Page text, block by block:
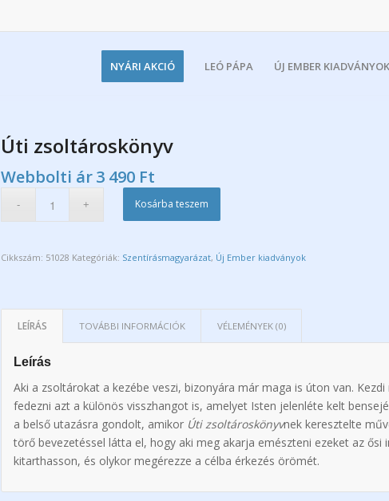
NYÁRI AKCIÓ LEÓ PÁPA ÚJ EMBER KIADVÁNYOK
Úti zsoltároskönyv
Webbolti ár3 490 Ft
Kosárba teszem
Cikkszám: 51028 Kategóriák: Szentírásmagyarázat, Új Ember kiadványok
LEÍRÁS TOVÁBBI INFORMÁCIÓK VÉLEMÉNYEK (0)
Leírás
Aki a zsoltárokat a kezébe veszi, bizonyára már maga is úton van.
fedezni azt a különös visszhangot is, amelyet Isten jelen­léte kelt
a belső utazásra gondolt, amikor Úti zsoltároskönyvnek keresztelte
törő bevezetéssel látta el, hogy aki meg akarja emészteni ezeket az
kitarthasson, és olykor megérezze a célba érkezés örömét.